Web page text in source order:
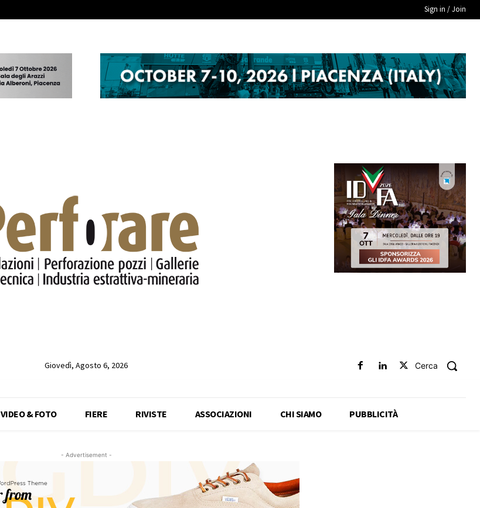
Sign in / Join
Giovedì, Agosto 6, 2026 Cerca
VIDEO & FOTO FIERE RIVISTE ASSOCIAZIONI CHI SIAMO PUBBLICITÀ
- Advertisement -